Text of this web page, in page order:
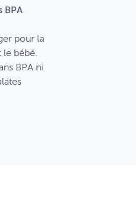
BPA
pour la
le bébé.
BPA ni